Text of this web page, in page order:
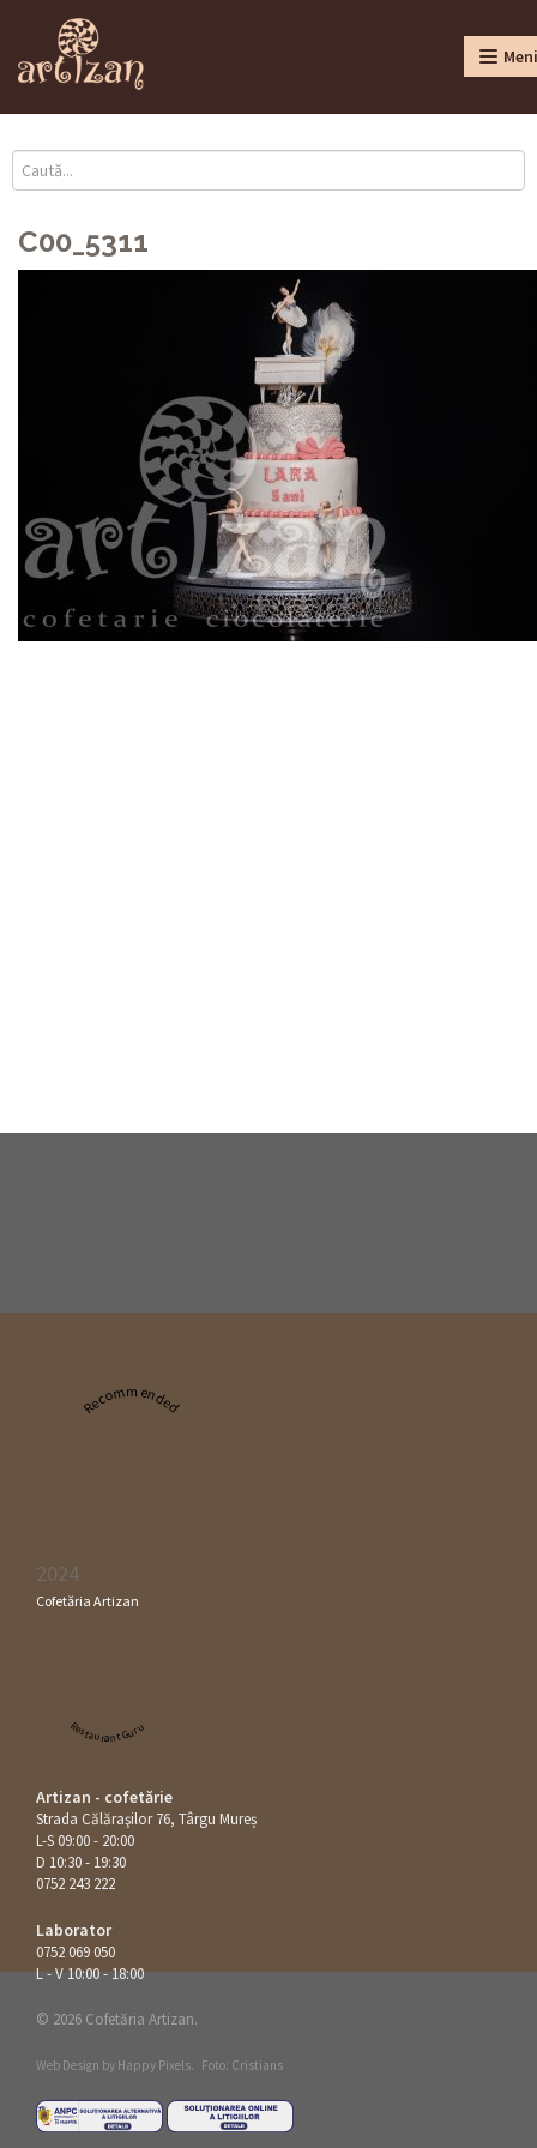
C00_5311
Recommended
2024
Cofetăria Artizan
Restaurant Guru
Artizan - cofetărie
Strada Călăraşilor 76, Târgu Mureș
L-S 09:00 - 20:00
D 10:30 - 19:30
0752 243 222
Laborator
0752 069 050
L - V 10:00 - 18:00
© 2026 Cofetăria Artizan.
Web Design by Happy Pixels. Foto: Cristians